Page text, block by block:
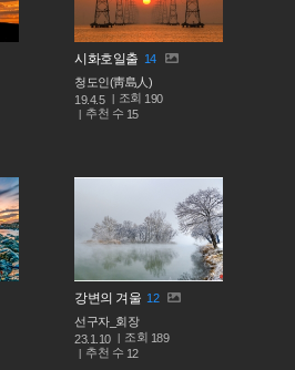
시화호일출 14
청도인(靑島人)
19.4.5
조회 190
추천 수 15
강변의 겨울 12
선구자_회장
23.1.10
조회 189
추천 수 12